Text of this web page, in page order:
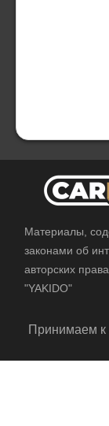
Материалы,
законами об
авторских
"YAKIDO"
Принимаем к